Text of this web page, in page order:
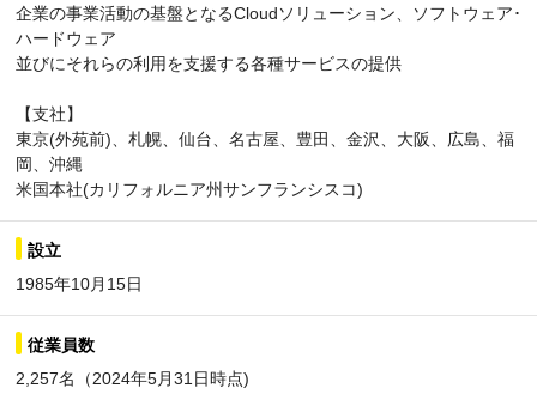
企業の事業活動の基盤となるCloudソリューション、ソフトウェア･
ハードウェア
並びにそれらの利用を支援する各種サービスの提供
【支社】
東京(外苑前)、札幌、仙台、名古屋、豊田、金沢、大阪、広島、福
岡、沖縄
米国本社(カリフォルニア州サンフランシスコ)
設立
1985年10月15日
従業員数
2,257名（2024年5月31日時点)